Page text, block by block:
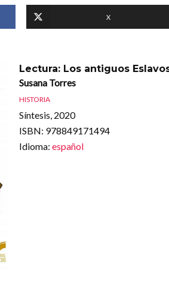
X
Lectura: Los antiguos
Susana Torres
HISTORIA
Síntesis, 2020
ISBN: 978849171494
Idioma: español